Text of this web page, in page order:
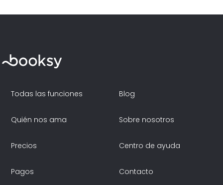
Todas las funciones
Quién nos ama
Precios
Pagos
Blog
Sobre nosotros
Centro de ayuda
Contacto